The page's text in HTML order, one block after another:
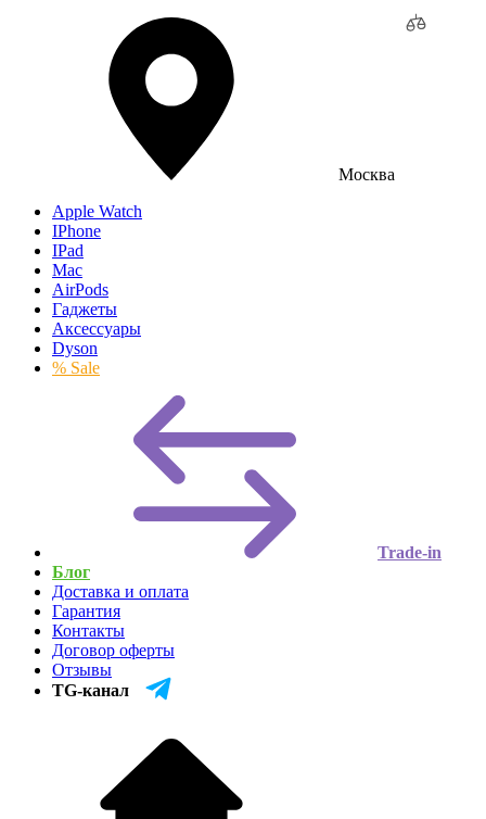
Москва
Apple Watch
IPhone
IPad
Mac
AirPods
Гаджеты
Аксессуары
Dyson
% Sale
Trade-in
Блог
Доставка и оплата
Гарантия
Контакты
Договор оферты
Отзывы
TG-канал